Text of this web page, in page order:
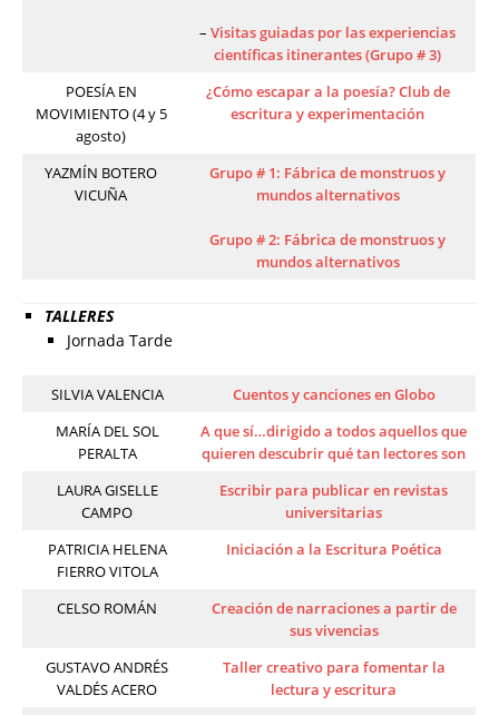
– Visitas guiadas por las experiencias
científicas itinerantes (Grupo # 3)
POESÍA EN
MOVIMIENTO (4 y 5
agosto)
¿Cómo escapar a la poesía? Club de
escritura y experimentación
YAZMÍN BOTERO
VICUÑA
Grupo # 1: Fábrica de monstruos y
mundos alternativos
Grupo # 2: Fábrica de monstruos y
mundos alternativos
TALLERES
Jornada Tarde
SILVIA VALENCIA
Cuentos y canciones en Globo
MARÍA DEL SOL
PERALTA
A que sí…dirigido a todos aquellos que
quieren descubrir qué tan lectores son
LAURA GISELLE
CAMPO
Escribir para publicar en revistas
universitarias
PATRICIA HELENA
FIERRO VITOLA
Iniciación a la Escritura Poética
CELSO ROMÁN
Creación de narraciones a partir de
sus vivencias
GUSTAVO ANDRÉS
VALDÉS ACERO
Taller creativo para fomentar la
lectura y escritura